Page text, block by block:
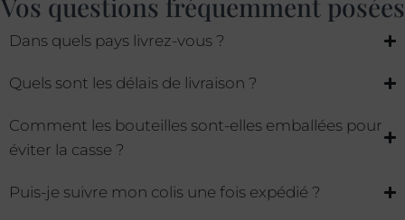
Dans quels pays livrez-vous ?
Quels sont les délais de livraison ?
Comment les bouteilles sont-elles emballées pour
éviter la casse ?
Puis-je suivre mon colis une fois expédié ?